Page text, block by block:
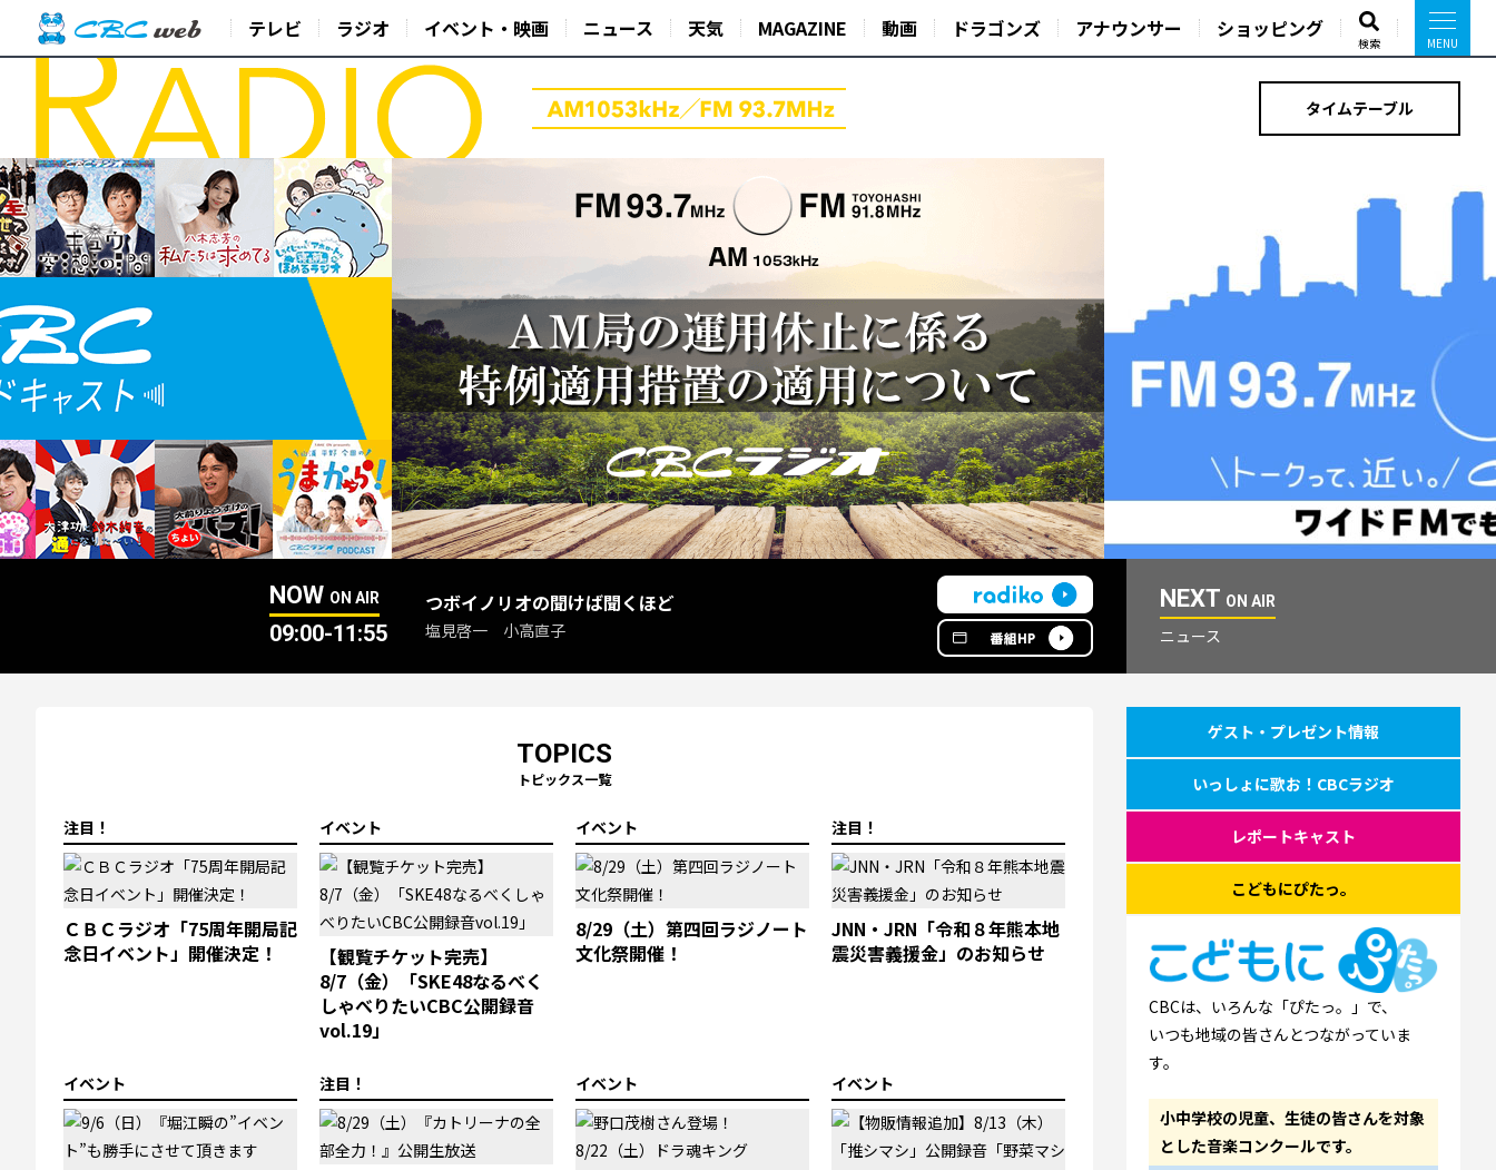
テレビ ラジオ イベント・映画 ニュース 天気 MAGAZINE 動画 ドラゴンズ アナウンサー ショッピング
検索
タイムテーブル
NOW ON AIR
09:00-11:55
つボイノリオの聞けば聞くほど
塩見啓一 小高直子
NEXT ON AIR
ニュース
TOPICS
トピックス一覧
注目！
ＣＢＣラジオ「75周年開局記
念日イベント」開催決定！
イベント
【観覧チケット完売】
8/7（金）「SKE48なるべく
しゃべりたいCBC公開録音
vol.19」
イベント
8/29（土）第四回ラジノート
文化祭開催！
注目！
JNN・JRN「令和８年熊本地
震災害義援金」のお知らせ
イベント 注目！ イベント イベント
ゲスト・プレゼント情報
いっしょに歌お！CBCラジオ
レポートキャスト
こどもにぴたっ。
CBCは、いろんな「ぴたっ。」で、
いつも地域の皆さんとつながっていま
す。
小中学校の児童、生徒の皆さんを対象
とした音楽コンクールです。